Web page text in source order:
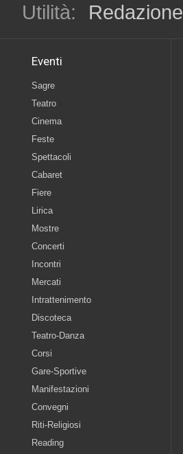
Utilità:
Redazione
Eventi
Sagre
Teatro
Cinema
Feste
Spettacoli
Cabaret
Fiere
Lirica
Mostre
Concerti
Incontri
Mercati
Intrattenimento
Discoteca
Teatro-Danza
Corsi
Gare-Sportive
Manifestazioni
Convegni
Riti-Religiosi
Reading